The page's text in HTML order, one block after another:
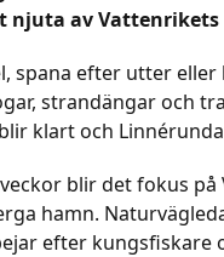
njuta av
spana efter utter
strandängar och
klart och
blir det fokus
hamn.
efter kungsfiskare